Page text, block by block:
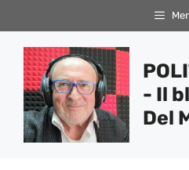
al
contenuto
- Il
Del